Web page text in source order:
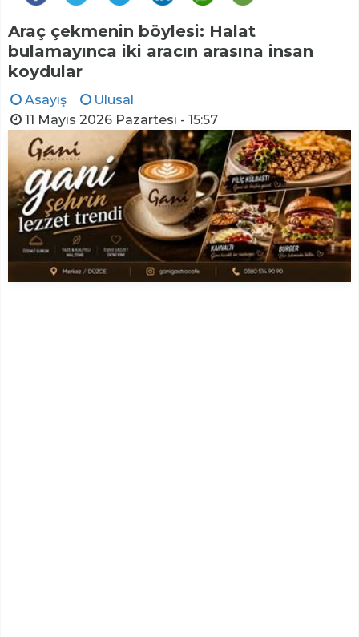
Araç çekmenin böylesi: Halat
bulamayınca iki aracın arasına insan
koydular
Asayiş
Ulusal
11 Mayıs 2026 Pazartesi - 15:57